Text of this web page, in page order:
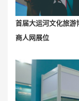
首届大运河文化旅游
商人网展位